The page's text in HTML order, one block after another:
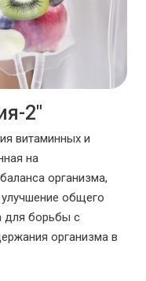
2"
витаминных и
на
организма,
общего
для борьбы с
организма в